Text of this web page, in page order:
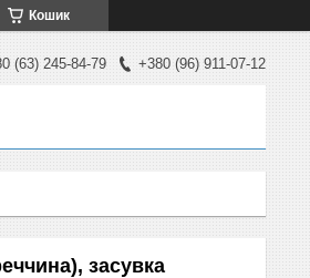
Кошик
(63) 245-84-79 +380 (96) 911-07-12
засувка